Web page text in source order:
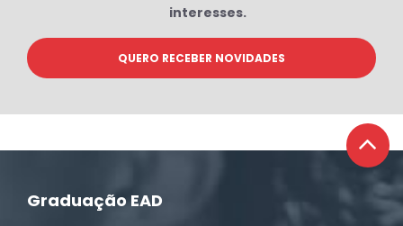
interesses.
Graduação EAD